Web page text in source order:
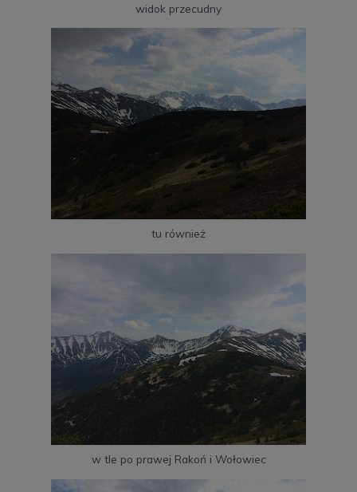
widok przecudny
tu również
w tle po prawej Rakoń i Wołowiec